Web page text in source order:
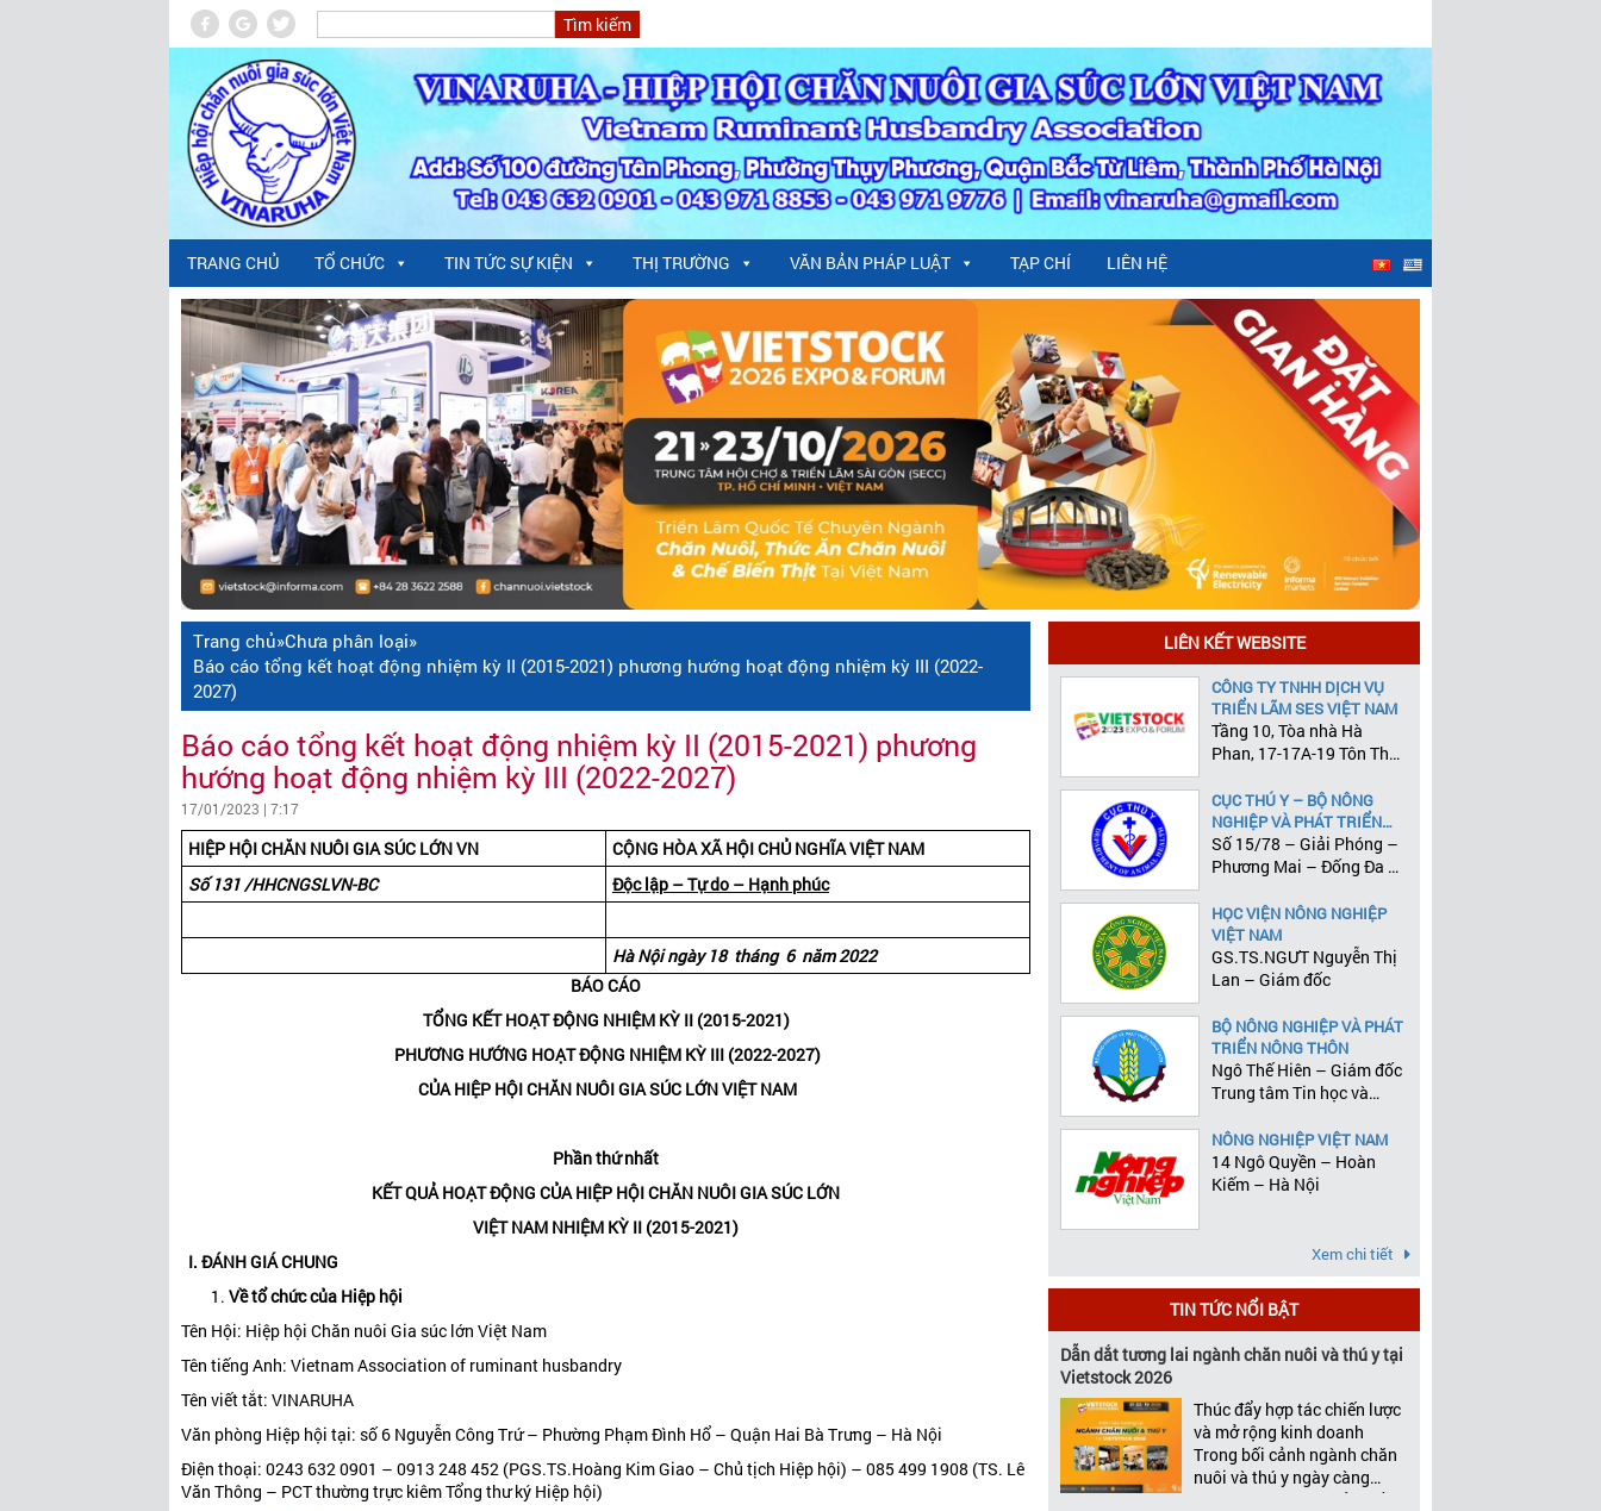
TRANG CHỦ TỔ CHỨC TIN TỨC SỰ KIỆN THỊ TRƯỜNG VĂN BẢN PHÁP LUẬT TẠP CHÍ LIÊN HỆ
Trang chủ»Chưa phân loại»
Báo cáo tổng kết hoạt động nhiệm kỳ II (2015-2021) phương hướng hoạt động nhiệm kỳ III (2022-
2027)
Báo cáo tổng kết hoạt động nhiệm kỳ II (2015-2021) phương
hướng hoạt động nhiệm kỳ III (2022-2027)
17/01/2023 | 7:17
HIỆP HỘI CHĂN NUÔI GIA SÚC LỚN VN
CỘNG HÒA XÃ HỘI CHỦ NGHĨA VIỆT NAM
Số 131 /HHCNGSLVN-BC
Độc lập – Tự do – Hạnh phúc
Hà Nội ngày 18 tháng 6 năm 2022
BÁO CÁO
TỔNG KẾT HOẠT ĐỘNG NHIỆM KỲ II (2015-2021)
PHƯƠNG HƯỚNG HOẠT ĐỘNG NHIỆM KỲ III (2022-2027)
CỦA HIỆP HỘI CHĂN NUÔI GIA SÚC LỚN VIỆT NAM
Phần thứ nhất
KẾT QUẢ HOẠT ĐỘNG CỦA HIỆP HỘI CHĂN NUÔI GIA SÚC LỚN
VIỆT NAM NHIỆM KỲ II (2015-2021)
I. ĐÁNH GIÁ CHUNG
Về tổ chức của Hiệp hội
Tên Hội: Hiệp hội Chăn nuôi Gia súc lớn Việt Nam
Tên tiếng Anh: Vietnam Association of ruminant husbandry
Tên viết tắt: VINARUHA
Văn phòng Hiệp hội tại: số 6 Nguyễn Công Trứ – Phường Phạm Đình Hổ – Quận Hai Bà Trưng – Hà Nội
Điện thoại: 0243 632 0901 – 0913 248 452 (PGS.TS.Hoàng Kim Giao – Chủ tịch Hiệp hội) – 085 499 1908 (TS. Lê
Văn Thông – PCT thường trực kiêm Tổng thư ký Hiệp hội)
LIÊN KẾT WEBSITE
CÔNG TY TNHH DỊCH VỤ
TRIỂN LÃM SES VIỆT NAM
Tầng 10, Tòa nhà Hà
Phan, 17-17A-19 Tôn Thất
Lão, Quận 1, Tp.HCM
CỤC THÚ Y – BỘ NÔNG
NGHIỆP VÀ PHÁT TRIỂN
NÔNG THÔN
Số 15/78 – Giải Phóng –
Phương Mai – Đống Đa –
HỌC VIỆN NÔNG NGHIỆP
VIỆT NAM
GS.TS.NGƯT Nguyễn Thị
Lan – Giám đốc
BỘ NÔNG NGHIỆP VÀ PHÁT
TRIỂN NÔNG THÔN
Ngô Thế Hiên – Giám đốc
Trung tâm Tin học và
NÔNG NGHIỆP VIỆT NAM
14 Ngô Quyền – Hoàn
Kiếm – Hà Nội
Xem chi tiết
TIN TỨC NỔI BẬT
Dẫn dắt tương lai ngành chăn nuôi và thú y tại
Vietstock 2026
Thúc đẩy hợp tác chiến lược
và mở rộng kinh doanh
Trong bối cảnh ngành chăn
nuôi và thú y ngày càng
cạnh tranh, tăng trưởng bền